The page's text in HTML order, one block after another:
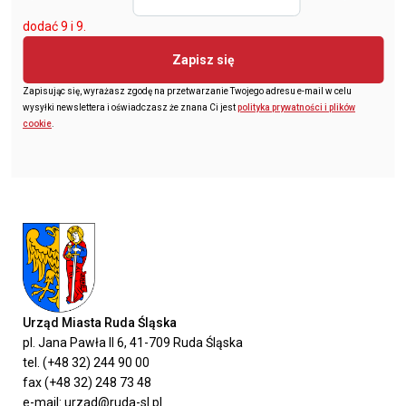
dodać 9 i 9.
Zapisz się
Zapisując się, wyrażasz zgodę na przetwarzanie Twojego adresu e-mail w celu
wysyłki newslettera i oświadczasz że znana Ci jestpolityka prywatności i plików
cookie
Urząd Miasta Ruda Śląska
pl. Jana Pawła II 6, 41-709 Ruda Śląska
tel. (+48 32) 244 90 00
fax (+48 32) 248 73 48
e-mail: urzad@ruda-sl.pl